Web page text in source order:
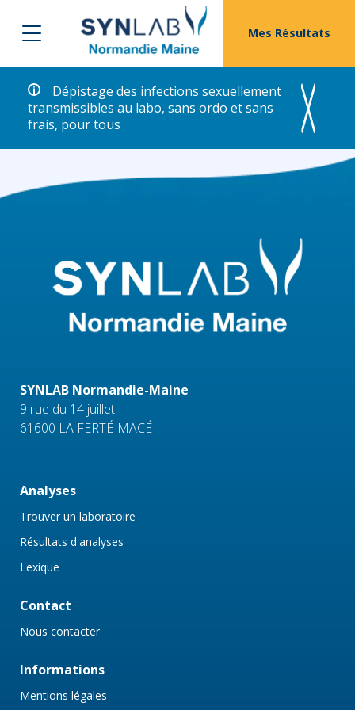
Mes Résultats
Dépistage des infections sexuellement
transmissibles au labo, sans ordo et sans
frais, pour tous
SYNLAB Normandie-Maine
9 rue du 14 juillet
61600 LA FERTÉ-MACÉ
Analyses
Trouver un laboratoire
Résultats d'analyses
Lexique
Contact
Nous contacter
Informations
Mentions légales